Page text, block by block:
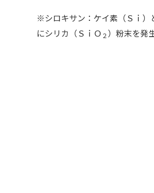
※シロキサン：ケイ素（Ｓｉ）
にシリカ（ＳｉＯ ２）粉末を発